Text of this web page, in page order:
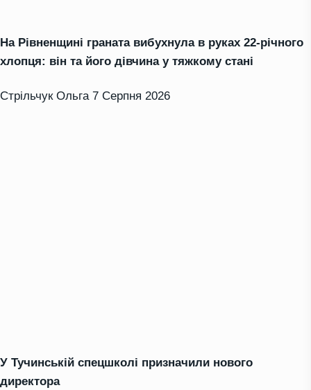
На Рівненщині граната вибухнула в руках 22-річного
хлопця: він та його дівчина у тяжкому стані
Стрільчук Ольга 7 Серпня 2026
У Тучинській спецшколі призначили нового
директора